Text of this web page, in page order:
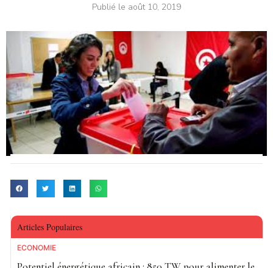
Publié le août 10, 2019
Articles Populaires
ECONOMIE